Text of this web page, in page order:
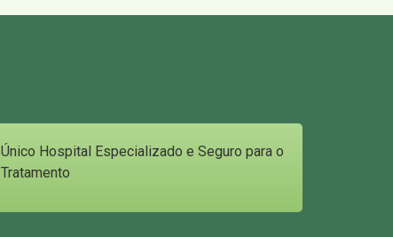
Único Hospital Especializado e Seguro para o
Tratamento